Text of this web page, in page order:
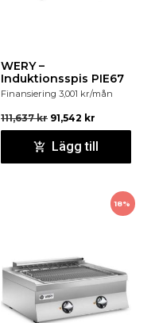
WERY –
Induktionsspis PIE67
Finansiering 3,001 kr/mån
111,637kr 91,542 kr
Lägg till
18%